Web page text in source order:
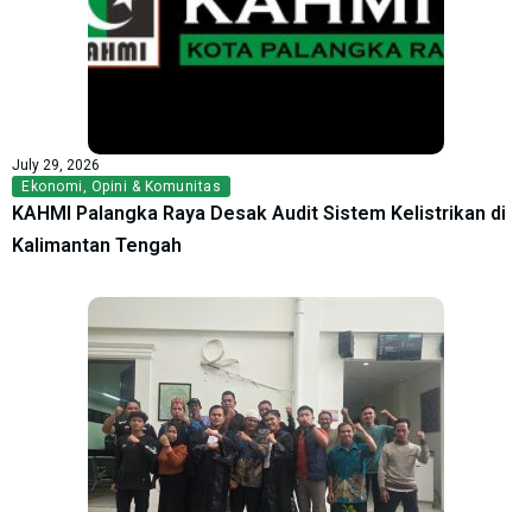
July 29, 2026
Ekonomi, Opini & Komunitas
KAHMI Palangka Raya Desak Audit Sistem Kelistrikan di
Kalimantan Tengah